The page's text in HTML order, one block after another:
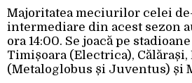
Majoritatea meciurilor celei
intermediare din acest sezon
ora 14:00. Se joacă pe
Timișoara (Electrica),
(Metaloglobus și Juventus) și